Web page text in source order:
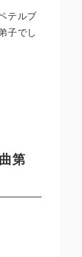
テルブ
子でし
第